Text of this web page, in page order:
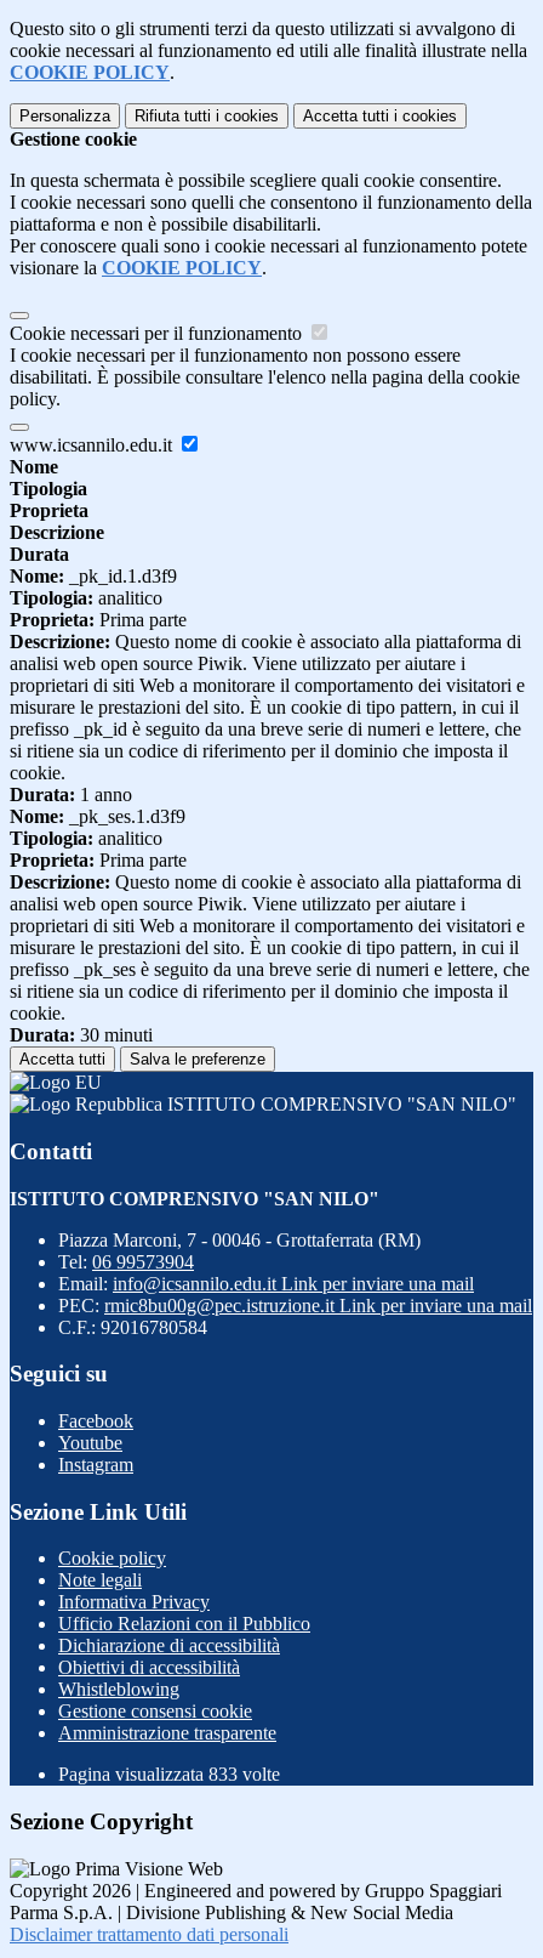
Questo sito o gli strumenti terzi da questo utilizzati si avvalgono di
cookie necessari al funzionamento ed utili alle finalità illustrate nella
COOKIE POLICY.
Personalizza Rifiuta tutti i cookies Accetta tutti i cookies
Gestione cookie
In questa schermata è possibile scegliere quali cookie consentire.
I cookie necessari sono quelli che consentono il funzionamento della
piattaforma e non è possibile disabilitarli.
Per conoscere quali sono i cookie necessari al funzionamento potete
visionare la COOKIE POLICY.
Cookie necessari per il funzionamento
I cookie necessari per il funzionamento non possono essere
disabilitati. È possibile consultare l'elenco nella pagina della cookie
policy.
www.icsannilo.edu.it
Nome
Tipologia
Proprieta
Descrizione
Durata
Nome: _pk_id.1.d3f9
Tipologia: analitico
Proprieta: Prima parte
Descrizione: Questo nome di cookie è associato alla piattaforma di
analisi web open source Piwik. Viene utilizzato per aiutare i
proprietari di siti Web a monitorare il comportamento dei visitatori e
misurare le prestazioni del sito. È un cookie di tipo pattern, in cui il
prefisso _pk_id è seguito da una breve serie di numeri e lettere, che
si ritiene sia un codice di riferimento per il dominio che imposta il
cookie.
Durata: 1 anno
Nome: _pk_ses.1.d3f9
Tipologia: analitico
Proprieta: Prima parte
Descrizione: Questo nome di cookie è associato alla piattaforma di
analisi web open source Piwik. Viene utilizzato per aiutare i
proprietari di siti Web a monitorare il comportamento dei visitatori e
misurare le prestazioni del sito. È un cookie di tipo pattern, in cui il
prefisso _pk_ses è seguito da una breve serie di numeri e lettere, che
si ritiene sia un codice di riferimento per il dominio che imposta il
cookie.
Durata: 30 minuti
Accetta tutti Salva le preferenze
ISTITUTO COMPRENSIVO "SAN NILO"
Contatti
ISTITUTO COMPRENSIVO "SAN NILO"
Piazza Marconi, 7 - 00046 - Grottaferrata (RM)
Tel: 06 99573904
Email: info@icsannilo.edu.it Link per inviare una mail
PEC: rmic8bu00g@pec.istruzione.it Link per inviare una mail
C.F.: 92016780584
Seguici su
Facebook
Youtube
Instagram
Sezione Link Utili
Cookie policy
Note legali
Informativa Privacy
Ufficio Relazioni con il Pubblico
Dichiarazione di accessibilità
Obiettivi di accessibilità
Whistleblowing
Gestione consensi cookie
Amministrazione trasparente
Pagina visualizzata 833 volte
Sezione Copyright
Copyright 2026 | Engineered and powered by Gruppo Spaggiari
Parma S.p.A. | Divisione Publishing & New Social Media
Disclaimer trattamento dati personali